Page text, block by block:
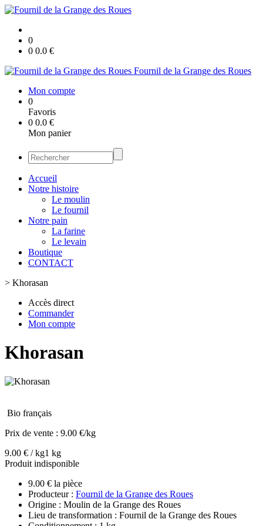
0
0 0.0 €
Fournil de la Grange des Roues
Mon compte
0
Favoris
0 0.0 €
Mon panier
Accueil
Notre histoire
Le moulin
Le fournil
Notre pain
La farine
Le levain
Boutique
CONTACT
> Khorasan
Accès direct
Commander
Mon compte
Khorasan
Bio français
Prix de vente : 9.00 €/kg
9.00 € / kg1 kg
Produit indisponible
9.00 € la pièce
Producteur : Fournil de la Grange des Roues
Origine : Moulin de la Grange des Roues
Lieu de transformation : Fournil de la Grange des Roues